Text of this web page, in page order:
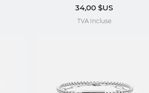
Prix
34,00 $US
TVA Incluse